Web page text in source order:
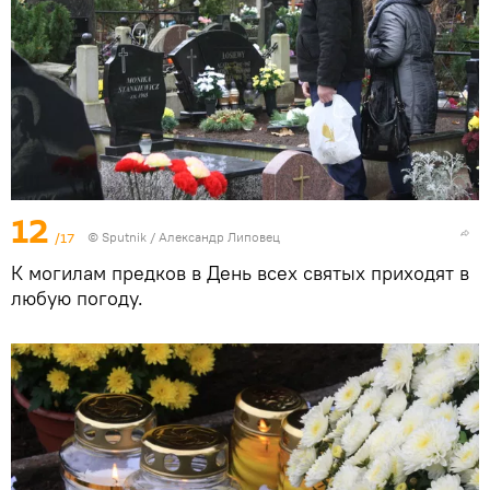
12 /17 © Sputnik / Александр Липовец
К могилам предков в День всех святых приходят в
любую погоду.